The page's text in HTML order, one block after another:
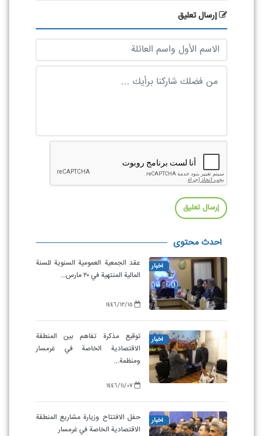
إرسال تعليق
إرسال تعليق
أحدث محتوى
أخبار
عقد الجمعية العمومية السنوية للسنة
المالية المنتهية في ۲۰ مارس...
١٤٤٦/١٢/١٥
أخبار
توقيع مذكرة تفاهم بين المنطقة
الاقتصادية الخاصة في غرمسار
ومنظمة...
١٤٤٦/١١/٠٧
أخبار
حفل الافتتاح وزيارة مشاريع المنطقة
الاقتصادية الخاصة في غرمسار